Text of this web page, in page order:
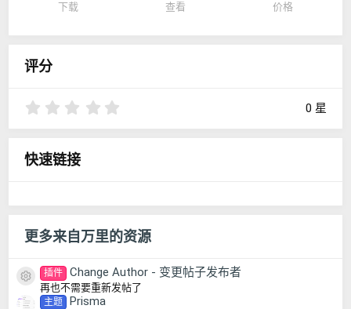
下载 查看 价格
评分
0 星
快速链接
更多来自万里的资源
资源图标
插件 Change Author - 变更帖子发布者
再也不需要重新发帖了
主题 Prisma